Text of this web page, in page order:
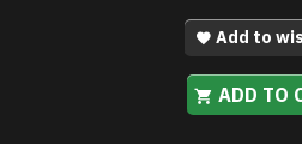
Add to
ADD TO